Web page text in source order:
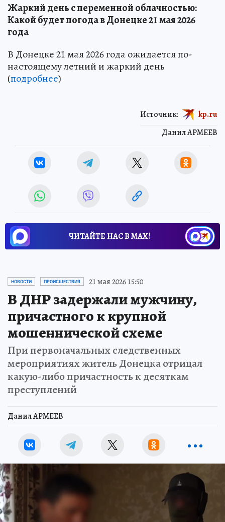
Жаркий день с переменной облачностью:
Какой будет погода в Донецке 21 мая 2026
года
В Донецке 21 мая 2026 года ожидается по-
настоящему летний и жаркий день
(подробнее)
Данил АРМЕЕВ
Источник: kp.ru
ЧИТАЙТЕ НАС В МАХ!
НОВОСТИ ПРОИСШЕСТВИЯ 21 мая 2026 15:50
В ДНР задержали мужчину,
причастного к крупной
мошеннической схеме
При первоначальных следственных
мероприятиях житель Донецка отрицал
какую-либо причастность к десяткам
преступлений
Данил АРМЕЕВ